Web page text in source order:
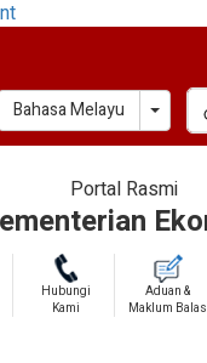
Bahasa Melayu
Portal Rasmi
Hubungi
Kami
Aduan &
Maklum Balas